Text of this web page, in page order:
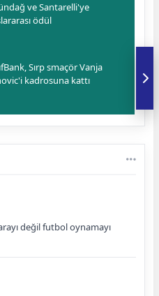
ve Santarelli'ye
ödül
Sırp smaçör Vanja
kadrosuna kattı
değil futbol oynamayı